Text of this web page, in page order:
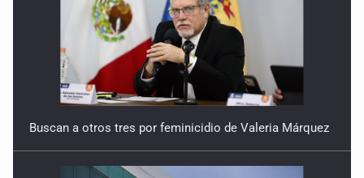
Buscan a otros tres por feminicidio de Valeria Márquez